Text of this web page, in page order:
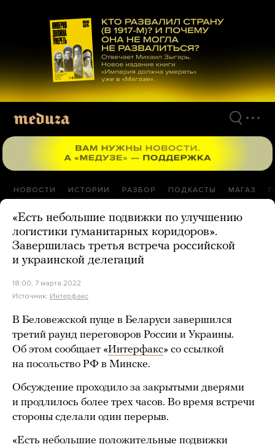
материалам
НОВОСТИ ИСТОРИИ РАЗБОР ПОДКАСТЫ МАГАЗ
«Есть небольшие подвижки по улучшению
логистики гуманитарных коридоров».
Завершилась третья встреча российской
и украинской делегаций
18:00, 7 марта 2022
Источник: Интерфакс
В Беловежской пуще в Беларуси завершился
третий раунд переговоров России и Украины.
Об этом сообщает «Интерфакс» со ссылкой
на посольство РФ в Минске.
Обсуждение проходило за закрытыми дверями
и продлилось более трех часов. Во время встречи
стороны сделали один перерыв.
«Есть небольшие положительные подвижки